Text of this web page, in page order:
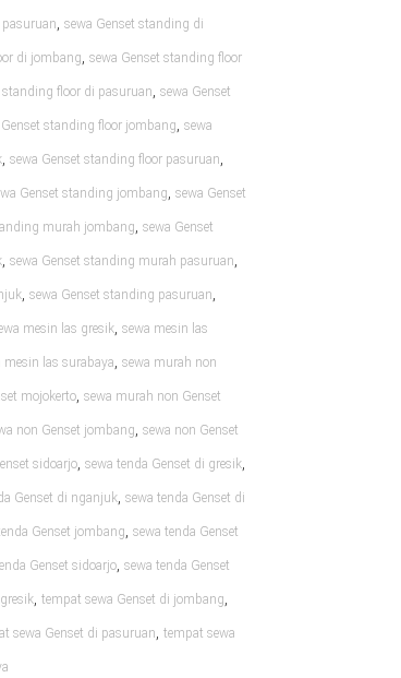
, sewa Genset standing di
di jombang, sewa Genset standing floor
standing floor di pasuruan, sewa Genset
standing floor jombang, sewa
, sewa Genset standing floor pasuruan,
Genset standing jombang, sewa Genset
murah jombang, sewa Genset
, sewa Genset standing murah pasuruan,
, sewa Genset standing pasuruan,
mesin las gresik, sewa mesin las
mesin las surabaya, sewa murah non
mojokerto, sewa murah non Genset
non Genset jombang, sewa non Genset
sidoarjo, sewa tenda Genset di gresik,
Genset di nganjuk, sewa tenda Genset di
Genset jombang, sewa tenda Genset
Genset sidoarjo, sewa tenda Genset
, tempat sewa Genset di jombang,
sewa Genset di pasuruan, tempat sewa